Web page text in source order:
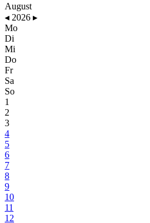
August
◂ 2026 ▸
Mo
Di
Mi
Do
Fr
Sa
So
1
2
3
4
5
6
7
8
9
10
11
12